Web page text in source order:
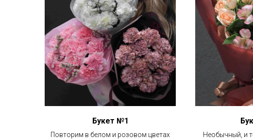
Букет №1
Повторим в белом и розовом цветах
Необычный, и